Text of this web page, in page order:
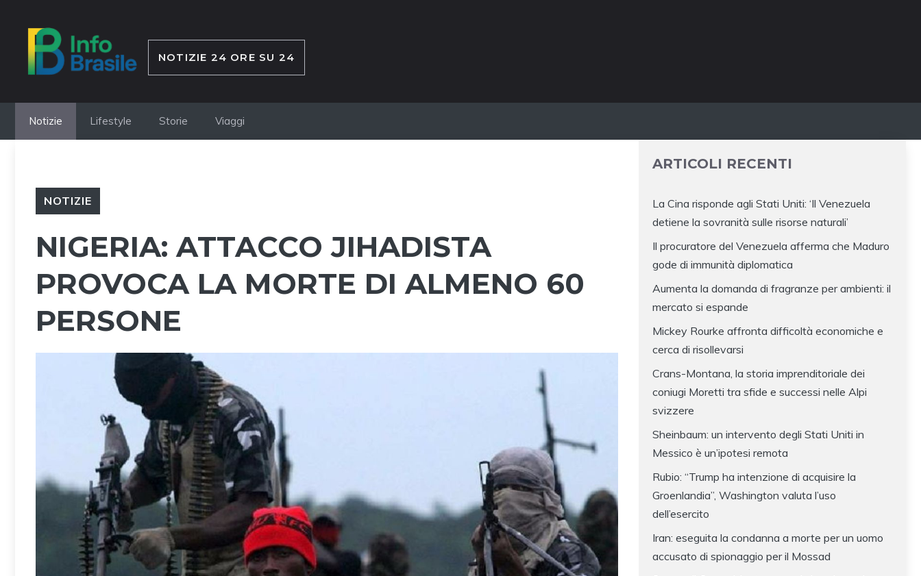
contenuto
NOTIZIE 24 ORE SU 24
Notizie Lifestyle Storie Viaggi
NOTIZIE
NIGERIA: ATTACCO JIHADISTA
PROVOCA LA MORTE DI ALMENO 60
PERSONE
ARTICOLI RECENTI
La Cina risponde agli Stati Uniti: ‘Il Venezuela
detiene la sovranità sulle risorse naturali’
Il procuratore del Venezuela afferma che Maduro
gode di immunità diplomatica
Aumenta la domanda di fragranze per ambienti: il
mercato si espande
Mickey Rourke affronta difficoltà economiche e
cerca di risollevarsi
Crans-Montana, la storia imprenditoriale dei
coniugi Moretti tra sfide e successi nelle Alpi
svizzere
Sheinbaum: un intervento degli Stati Uniti in
Messico è un’ipotesi remota
Rubio: “Trump ha intenzione di acquisire la
Groenlandia”, Washington valuta l’uso
dell’esercito
Iran: eseguita la condanna a morte per un uomo
accusato di spionaggio per il Mossad